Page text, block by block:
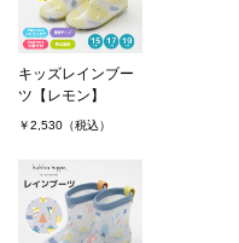
ンが良くてとても良いお買
キッズレインブー
ツ【レモン】
￥2,530（税込）